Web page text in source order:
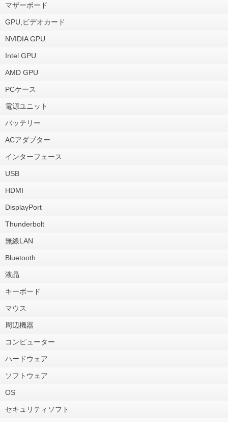
マザーボード
GPU,ビデオカード
NVIDIA GPU
Intel GPU
AMD GPU
PCケース
電源ユニット
バッテリー
ACアダプター
インターフェース
USB
HDMI
DisplayPort
Thunderbolt
無線LAN
Bluetooth
液晶
キーボード
マウス
周辺機器
コンピューター
ハードウェア
ソフトウェア
OS
セキュリティソフト